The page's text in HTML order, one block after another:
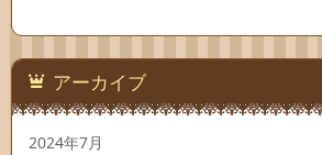
アーカイブ
2024年7月